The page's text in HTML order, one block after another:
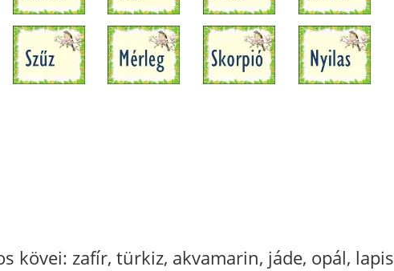
kövei: zafír, türkiz, akvamarin, jáde, opál, lapis